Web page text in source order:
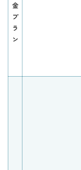
金
プ
ラ
ン